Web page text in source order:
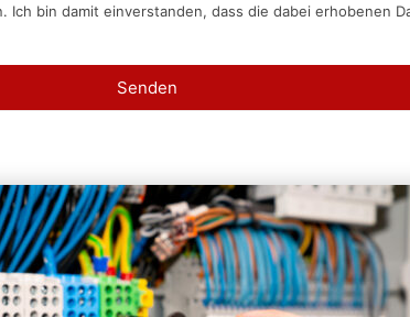
Ich bin damit einverstanden, dass die dabei erhobenen
Senden